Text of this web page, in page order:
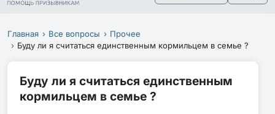
Главная Все вопросы
Прочее
Буду ли я считаться единственным кормильцем в семье ?
Буду ли я считаться единственным
кормильцем в семье ?